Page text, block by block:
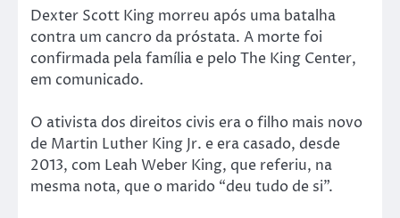
Dexter Scott King morreu após uma batalha
contra um cancro da próstata. A morte foi
confirmada pela família e pelo The King Center,
em comunicado.
O ativista dos direitos civis era o filho mais novo
de Martin Luther King Jr. e era casado, desde
2013, com Leah Weber King, que referiu, na
mesma nota, que o marido “deu tudo de si”.